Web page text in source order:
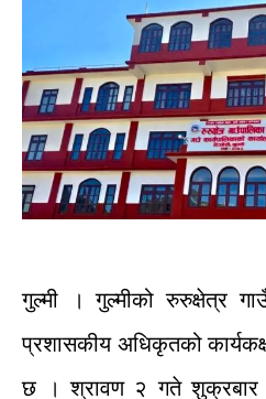
गुल्मी । गुल्मीको रुरुक्षेत्र
प्रशासकीय अधिकृतको
छ
। श्रावण २गते शुक्रबार